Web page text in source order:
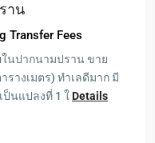
าน
Transfer Fees
นปากนามปราน ขาย
างเมตร) ทำเลดีมาก มี
ป็นแปลงที่ 1 ใDetails